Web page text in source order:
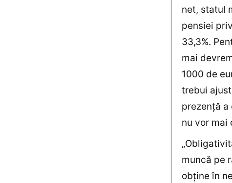
net, statul
pensiei
33,3%.
mai
1000 de
trebui
prezență
nu vor mai
muncă pe
obține în